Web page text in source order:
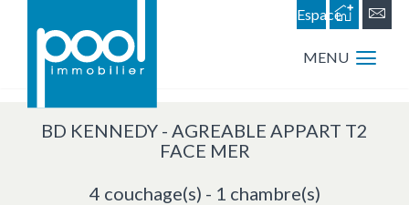
Espace
personnel
MENU
BD KENNEDY - AGREABLE APPART T2
FACE MER
4 couchage(s) - 1 chambre(s)